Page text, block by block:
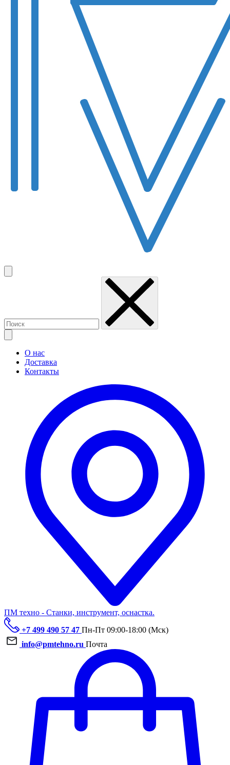
О нас
Доставка
Контакты
ПМ техно - Станки, инструмент, оснастка.
+7 499 490 57 47 Пн-Пт 09:00-18:00 (Мск)
info@pmtehno.ru Почта